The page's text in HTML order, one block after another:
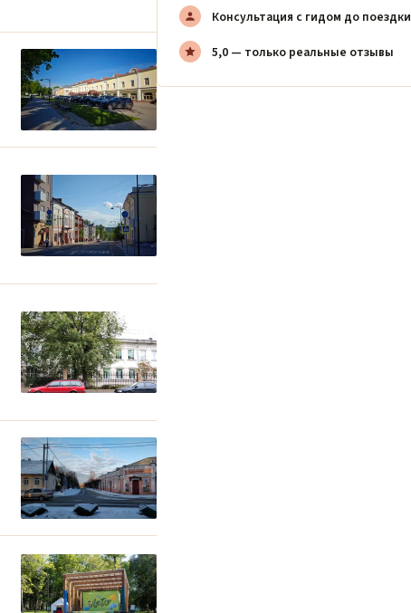
Консультация с гидом до поездки
5,0 — только реальные отзывы